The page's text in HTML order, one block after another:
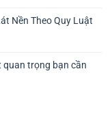
Nền Theo Quy Luật
quan trọng bạn cần